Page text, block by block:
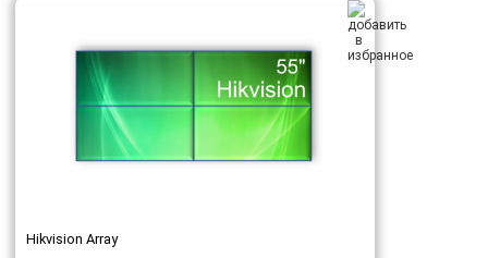
Hikvision Array